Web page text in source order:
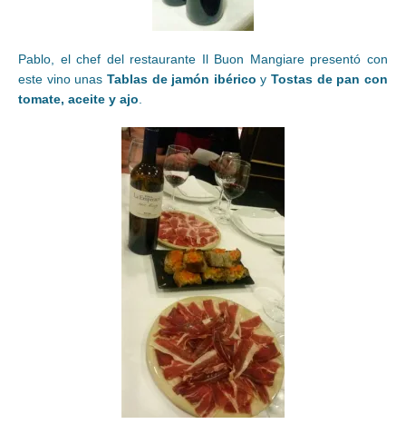
Pablo, el chef del restaurante Il Buon Mangiare presentó con
este vino unas Tablas de jamón ibérico yTostas de pan con
tomate, aceite y ajo.